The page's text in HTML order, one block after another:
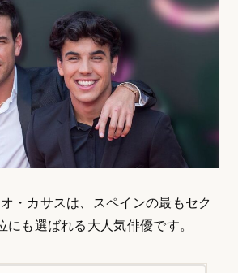
・カサスは、スペインの最もセク
にも選ばれる大人気俳優です。